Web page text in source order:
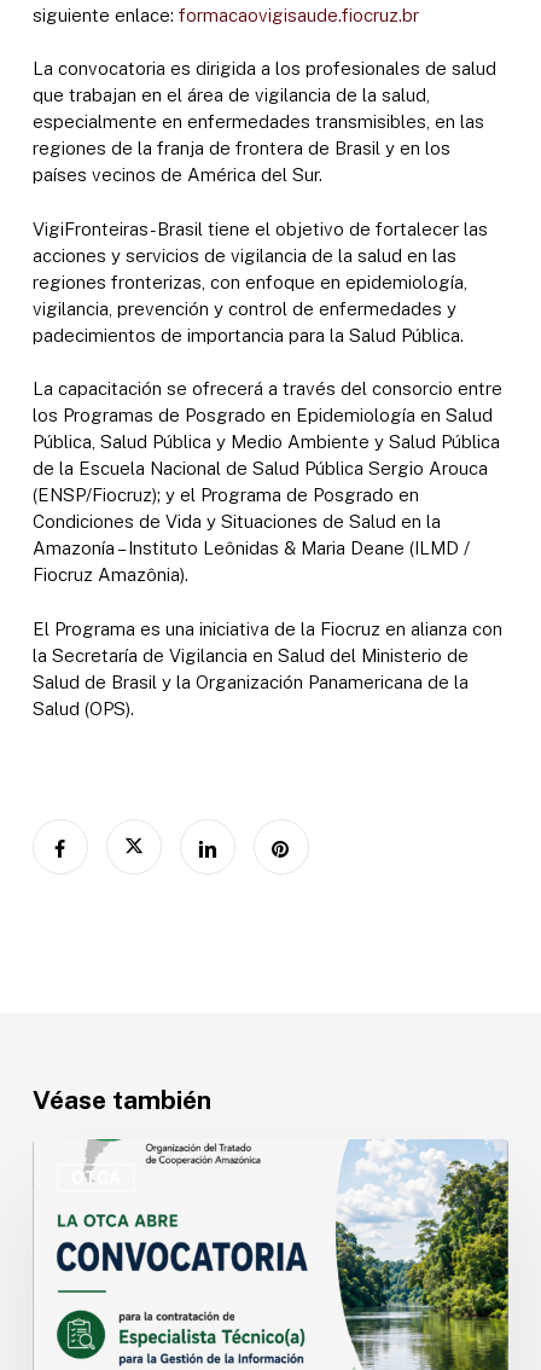
siguiente enlace: formacaovigisaude.fiocruz.br
La convocatoria es dirigida a los profesionales de salud
que trabajan en el área de vigilancia de la salud,
especialmente en enfermedades transmisibles, en las
regiones de la franja de frontera de Brasil y en los
países vecinos de América del Sur.
VigiFronteiras-Brasil tiene el objetivo de fortalecer las
acciones y servicios de vigilancia de la salud en las
regiones fronterizas, con enfoque en epidemiología,
vigilancia, prevención y control de enfermedades y
padecimientos de importancia para la Salud Pública.
La capacitación se ofrecerá a través del consorcio entre
los Programas de Posgrado en Epidemiología en Salud
Pública, Salud Pública y Medio Ambiente y Salud Pública
de la Escuela Nacional de Salud Pública Sergio Arouca
(ENSP/Fiocruz); y el Programa de Posgrado en
Condiciones de Vida y Situaciones de Salud en la
Amazonía – Instituto Leônidas & Maria Deane (ILMD /
Fiocruz Amazônia).
El Programa es una iniciativa de la Fiocruz en alianza con
la Secretaría de Vigilancia en Salud del Ministerio de
Salud de Brasil y la Organización Panamericana de la
Salud (OPS).
Véase también
OTCA
para
Especialista
Gestión